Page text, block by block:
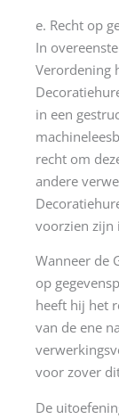
e. Recht op
In
Verordening
in een
recht om
andere
voorzien zijn
Wanneer de
op
heeft hij het
van de ene
voor zover
De